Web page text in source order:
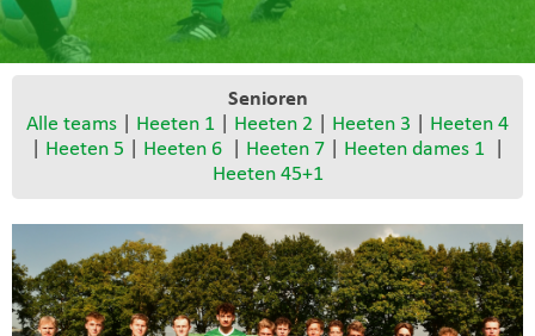
Senioren
Alle teams
Heeten 1 Heeten 2 Heeten 3
Heeten 4
Heeten 5 Heeten 6 Heeten 7 Heeten dames 1
Heeten 45+1